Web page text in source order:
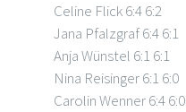
Celine Flick 6:4 6:2
Jana Pfalzgraf 6:4 6:1
Anja Wünstel 6:1 6:1
Nina Reisinger 6:1 6:0
Carolin Wenner 6:4 6:0